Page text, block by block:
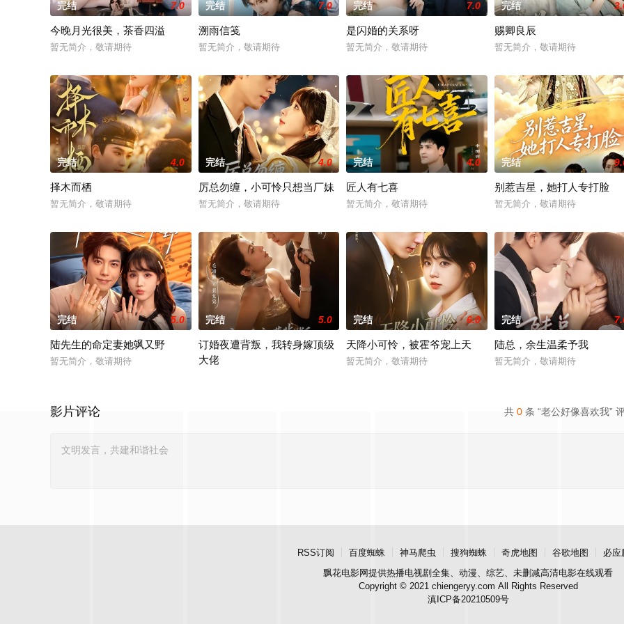
完结 7.0
今晚月光很美，茶香四溢
暂无简介，敬请期待
完结 7.0
溯雨信笺
暂无简介，敬请期待
完结 7.0
是闪婚的关系呀
暂无简介，敬请期待
完结
赐卿良辰
暂无简介，敬请期待
完结 4.0
择木而栖
暂无简介，敬请期待
完结 4.0
厉总勿缠，小可怜只想当厂妹
暂无简介，敬请期待
完结 4.0
匠人有七喜
暂无简介，敬请期待
完结
别惹吉星，她打人专打脸
暂无简介，敬请期待
完结 5.0
陆先生的命定妻她飒又野
暂无简介，敬请期待
完结 5.0
订婚夜遭背叛，我转身嫁顶级
大佬
完结 6.0
天降小可怜，被霍爷宠上天
暂无简介，敬请期待
完结
陆总，余生温柔予我
暂无简介，敬请期待
共 0 条 “老公好像喜欢我”
影片评论
RSS订阅 百度蜘蛛 神马爬虫 搜狗蜘蛛 奇虎地图 谷歌地图
必应
飘花电影网提供热播电视剧全集、动漫、综艺、未删减高清电影在线观看
Copyright © 2021 chiengeryy.com All Rights Reserved
滇ICP备20210509号